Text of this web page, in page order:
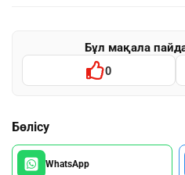
Бұл мақала
0
Бөлісу
WhatsApp